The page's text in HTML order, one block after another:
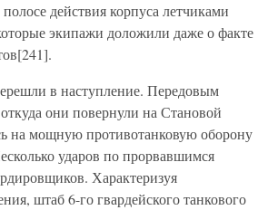
действия корпуса летчиками
экипажи доложили даже о факте
в наступление. Передовым
они повернули на Становой
на мощную противотанковую оборону
ударов по прорвавшимся
Характеризуя
штаб 6-го гвардейского танкового